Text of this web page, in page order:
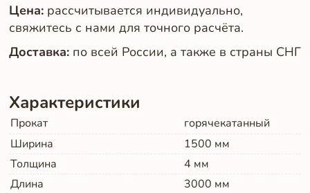
Цена: рассчитывается индивидуально,
свяжитесь с нами для точного расчёта.
Доставка: по всей России, а также в страны СНГ
Характеристики
Прокат
горячекатанный
Ширина
1500 мм
Толщина
4 мм
Длина
3000 мм